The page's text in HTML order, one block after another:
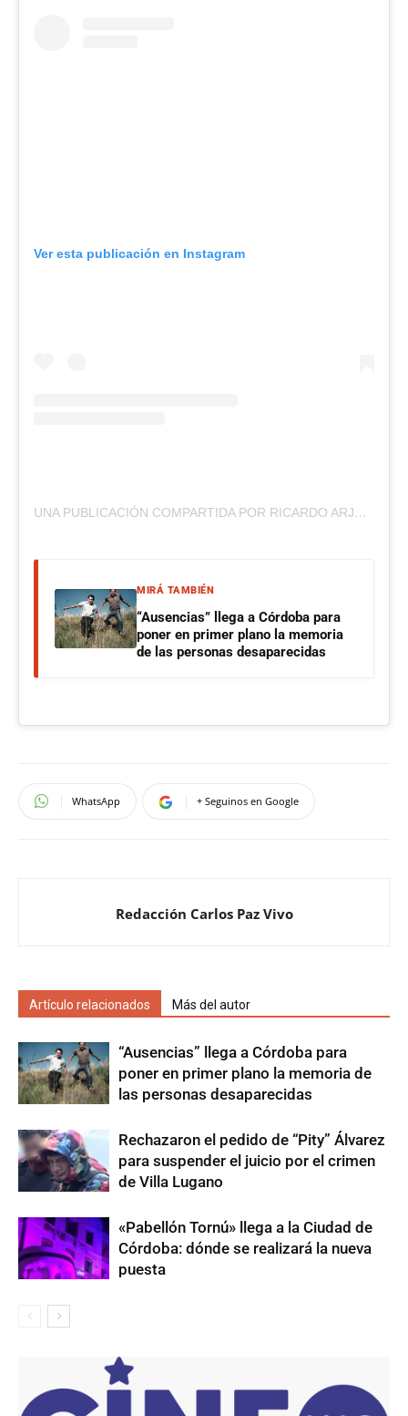
Ver esta publicación en Instagram
UNA PUBLICACIÓN COMPARTIDA POR RICARDO ARJONA ® (@RICARDOARJONA)
MIRÁ TAMBIÉN
“Ausencias” llega a Córdoba para
poner en primer plano la memoria
de las personas desaparecidas
WhatsApp + Seguinos en Google
Redacción Carlos Paz Vivo
Artículo relacionados Más del autor
“Ausencias” llega a Córdoba para
poner en primer plano la memoria de
las personas desaparecidas
Rechazaron el pedido de “Pity” Álvarez
para suspender el juicio por el crimen
de Villa Lugano
«Pabellón Tornú» llega a la Ciudad de
Córdoba: dónde se realizará la nueva
puesta